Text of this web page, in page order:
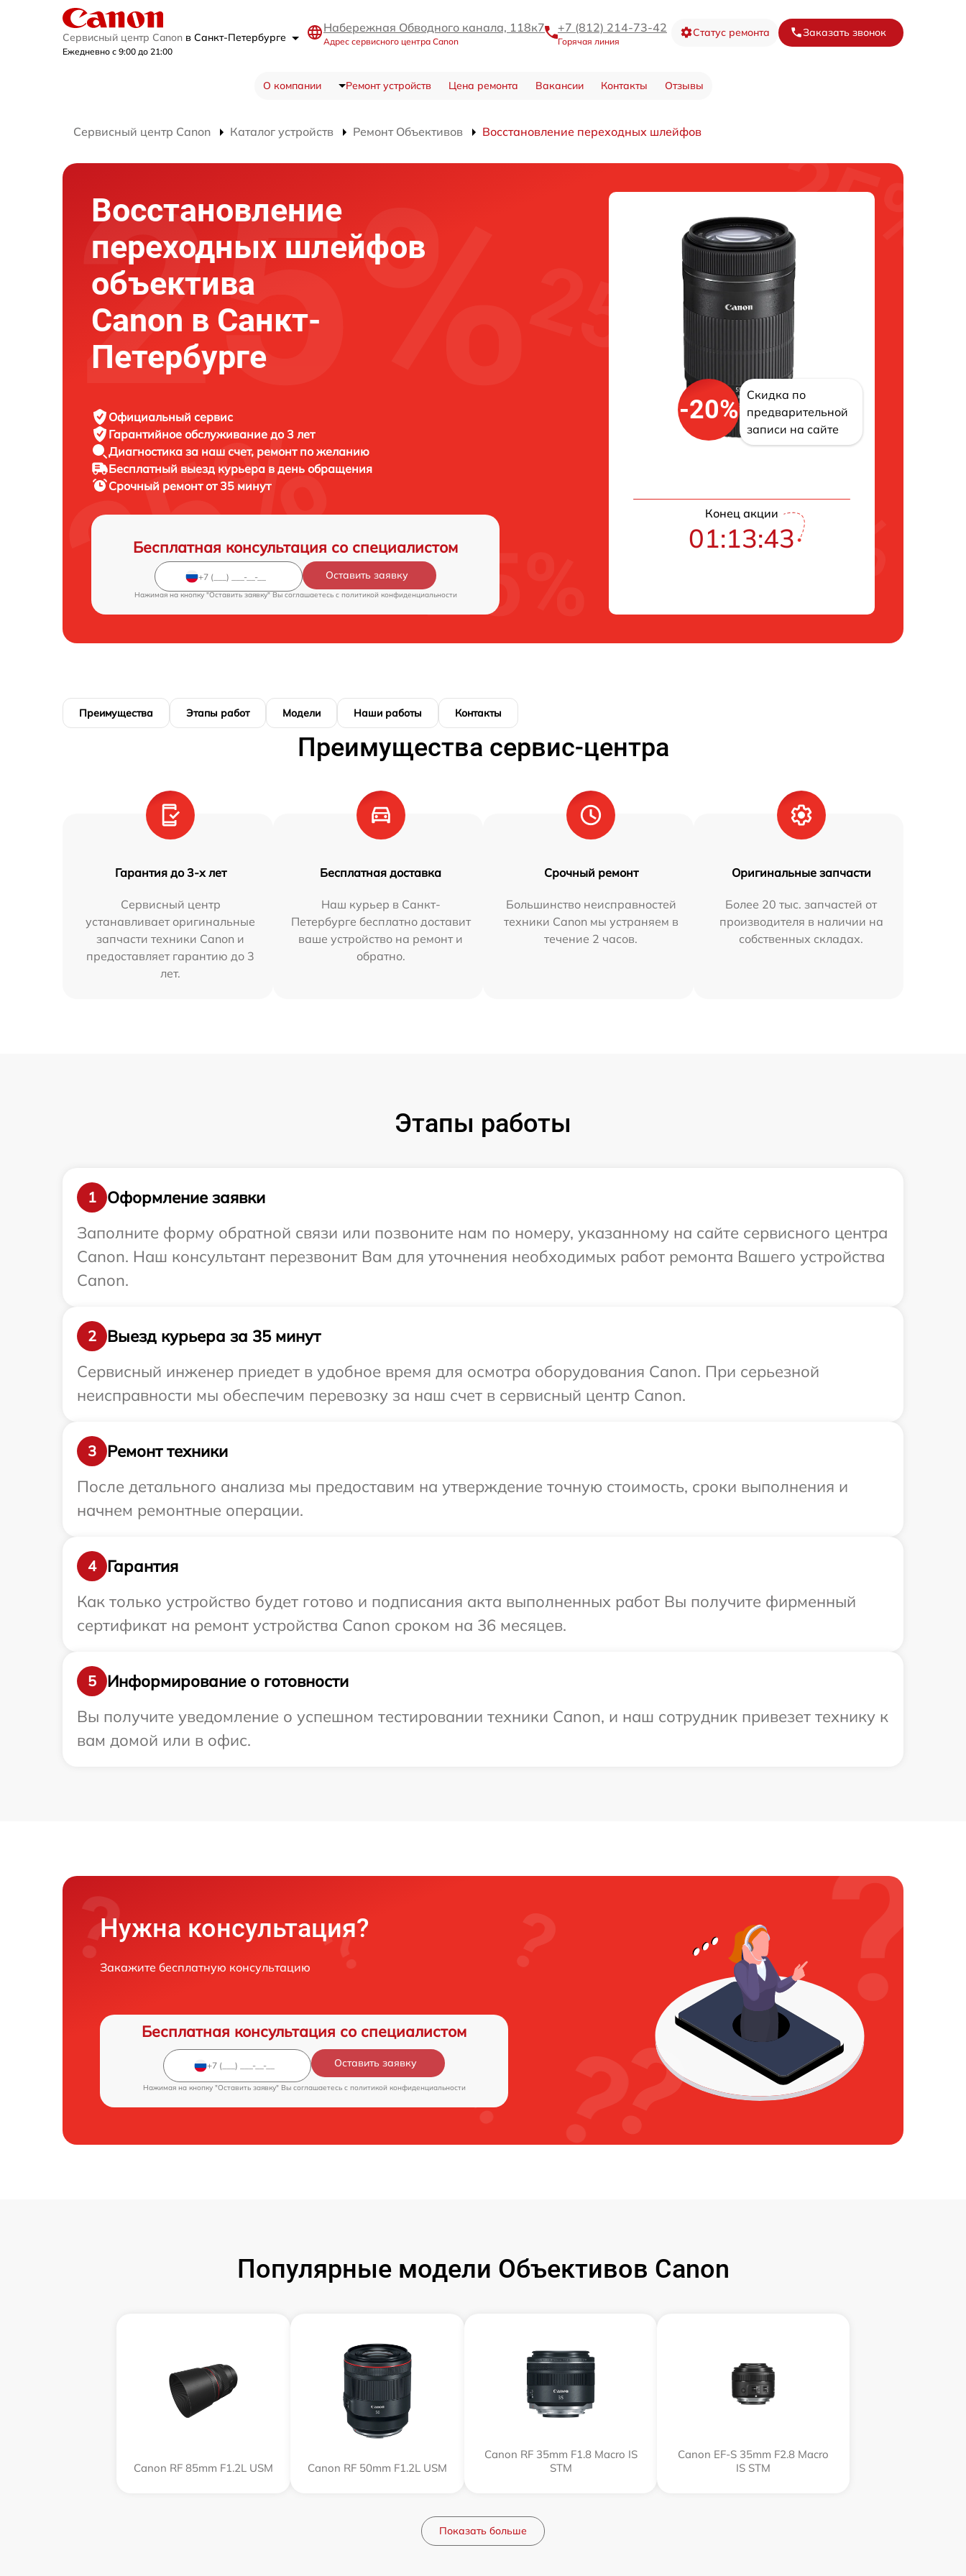
Сервисный центр Canon в Санкт-Петербурге
Ежедневно с 9:00 до 21:00
Набережная Обводного канала, 118к7
Адрес сервисного центра Canon
+7 (812) 214-73-42
Горячая линия
Статус ремонта Заказать звонок
О компании Ремонт устройств Цена ремонта Вакансии Контакты Отзывы
Сервисный центр Canon Каталог устройств Ремонт Объективов Восстановление переходных шлейфов
Восстановление
переходных шлейфов
объектива
Canon в Санкт-
Петербурге
Официальный сервис
Гарантийное обслуживание до 3 лет
Диагностика за наш счет, ремонт по желанию
Бесплатный выезд курьера в день обращения
Срочный ремонтот 35 минут
Бесплатная консультация со специалистом
Оставить заявку
Нажимая на кнопку "Оставить заявку" Вы соглашаетесь c политикой конфиденциальности
-20%
Скидка по
предварительной
записи на сайте
Конец акции
01:13:42
Преимущества Этапы работ Модели Наши работы Контакты
Преимущества сервис-центра
Гарантия до 3-х лет
Сервисный центр
устанавливает оригинальные
запчасти техники Canon и
предоставляет гарантию до 3
лет.
Бесплатная доставка
Наш курьер в Санкт-
Петербурге бесплатно доставит
ваше устройство на ремонт и
обратно.
Срочный ремонт
Большинство неисправностей
техники Canon мы устраняем в
течение 2 часов.
Оригинальные запчасти
Более 20 тыс. запчастей от
производителя в наличии на
собственных складах.
Этапы работы
1
Оформление заявки
Заполните форму обратной связи или позвоните нам по номеру, указанному на сайте сервисного центра
Canon. Наш консультант перезвонит Вам для уточнения необходимых работ ремонта Вашего устройства
Canon.
2
Выезд курьера за 35 минут
Сервисный инженер приедет в удобное время для осмотра оборудования Canon. При серьезной
неисправности мы обеспечим перевозку за наш счет в сервисный центр Canon.
3
Ремонт техники
После детального анализа мы предоставим на утверждение точную стоимость, сроки выполнения и
начнем ремонтные операции.
4
Гарантия
Как только устройство будет готово и подписания акта выполненных работ Вы получите фирменный
сертификат на ремонт устройства Canon сроком на 36 месяцев.
5
Информирование о готовности
Вы получите уведомление о успешном тестировании техники Canon, и наш сотрудник привезет технику к
вам домой или в офис.
Нужна консультация?
Закажите бесплатную консультацию
Бесплатная консультация со специалистом
Оставить заявку
Нажимая на кнопку "Оставить заявку" Вы соглашаетесь c политикой конфиденциальности
Популярные модели Объективов Canon
Canon RF 85mm F1.2L USM Canon RF 50mm F1.2L USM
Canon RF 35mm F1.8 Macro IS
STM
Canon EF-S 35mm F2.8 Macro
IS STM
Показать больше